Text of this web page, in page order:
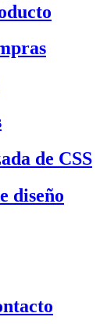
de CSS
diseño